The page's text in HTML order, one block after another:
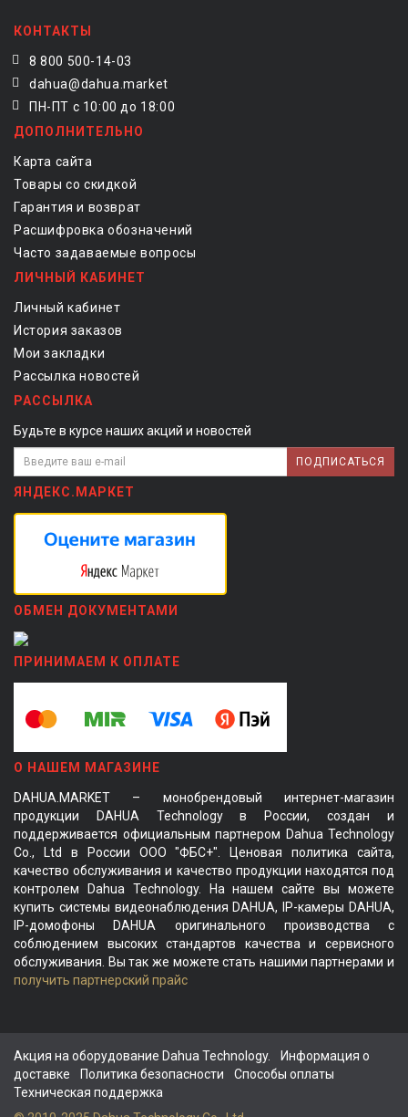
КОНТАКТЫ
8 800 500-14-03
dahua@dahua.market
ПН-ПТ с 10:00 до 18:00
ДОПОЛНИТЕЛЬНО
Карта сайта
Товары со скидкой
Гарантия и возврат
Расшифровка обозначений
Часто задаваемые вопросы
ЛИЧНЫЙ КАБИНЕТ
Личный кабинет
История заказов
Мои закладки
Рассылка новостей
РАССЫЛКА
Будьте в курсе наших акций и новостей
ПОДПИСАТЬСЯ
ЯНДЕКС.МАРКЕТ
ОБМЕН ДОКУМЕНТАМИ
ПРИНИМАЕМ К ОПЛАТЕ
О НАШЕМ МАГАЗИНЕ
DAHUA.MARKET – монобрендовый интернет-магазин
продукции DAHUA Technology в России, создан и
поддерживается официальным партнером Dahua Technology
Co., Ltd в России ООО "ФБС+". Ценовая политика сайта,
качество обслуживания и качество продукции находятся под
контролем Dahua Technology. На нашем сайте вы можете
купить системы видеонаблюдения DAHUA, IP-камеры DAHUA,
IP-домофоны DAHUA оригинального производства с
соблюдением высоких стандартов качества и сервисного
обслуживания. Вы так же можете стать нашими партнерами и
получить партнерский прайс
Акция на оборудование Dahua Technology.
Информация о
доставке
Политика безопасности
Способы оплаты
Техническая поддержка